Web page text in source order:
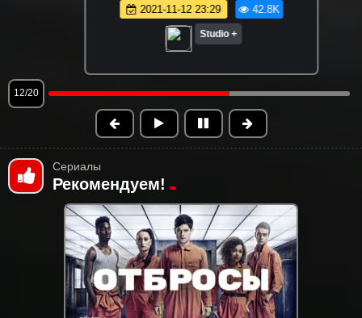
2021-11-12 23:29 42.8K
Studio +
13/20
Сериалы
Рекомендуем!